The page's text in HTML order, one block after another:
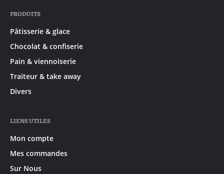
PRODUITS
Pâtisserie & glace
Chocolat & confiserie
Pain & viennoiserie
Traiteur & take away
Divers
LIENS UTILES
Mon compte
Mes commandes
Sur Nous